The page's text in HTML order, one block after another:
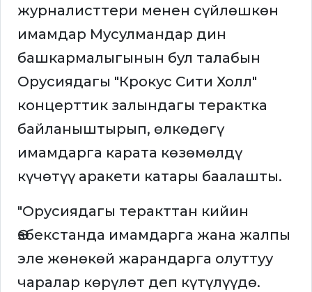
журналисттери менен сүйлөшкөн
имамдар Мусулмандар дин
башкармалыгынын бул талабын
Орусиядагы "Крокус Сити Холл"
концерттик залындагы терактка
байланыштырып, өлкөдөгү
имамдарга карата көзөмөлдү
күчөтүү аракети катары баалашты.
"Орусиядагы теракттан кийин
Өзбекстанда имамдарга жана жалпы
эле жөнөкөй жарандарга олуттуу
чаралар көрүлөт деп күтүлүүдө.